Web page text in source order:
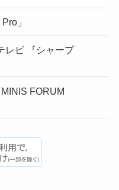
」
レビ 『シャープ
FORUM